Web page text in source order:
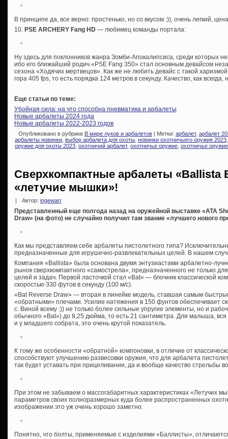
В принципе да, все верно: простенько, но со вкусом :)), очень легкий,
10. PSE ARCHERY Fang HD — любимец команды портала:
Ну здесь для поклонников жанра Зомби-Апокалипсиса, среди которых
ибо его ближайший родич «PSE Fang 350» стал основным девайсом
сезона «Ходячих мертвецов». Как же не любить девайс с такой
гора 405 fps, то есть порядка 124 метров в секунду. Качество, как всегда,
Еще статьи по теме:
Убойная сила: на что способна пневматика и арбалеты
Новые арбалеты 2024 года
Новые арбалеты 2022-2023 годов
Опубликовано в рубрике В мире луков и арбалетов | Метки: арбалет, арбалет
арбалеты новинки выбор арбалета для охоты новинки охотничьего оружия 2023
оружие для охоты 2023 охотничий арбалет, охотничье оружие охотничье
Сверхкомпактные арбалеты «Ballista
«летучие мышки»!
| Автор: ingewarr
Представленный еще полгода назад на оружейной выставке «ATA
Draw» (на фото) не случайно получил там звание «лучшего нового
Как мы представляем себе арбалеты пистолетного типа?
предназначенные для игрушечно-развлекательных целей. В нашем
Компания «Ballista» была основана двумя энтузиастами арбалетно-
рынок сверхкомпактного «самострела», предназначенного не только
целей и задач. Первой ласточкой стал «Bat» — блочник классической
скоростью 330 футов в секунду (100 м/с).
«Bat Reverse Draw» — вторая в линейке модель, ставшая самым
«обратными» плечами. Усилие натяжения в 150 фунтов обеспечивает
с. Виной всему :)) не только более сильные упругие элементы, но и
обычного «Bat») до 8,25 дюйма, то есть 21 сантиметра. Для малыша, вся
и у младшего собрата, это очень крутой показатель.
К тому же особенности «обратной» компоновки, в отличие от
способствуют улучшению развесовки оружия, что для арбалета
так будет уставать при прицеливании, да и вообще качество стрельбы
При этом не забываем о массогабаритных характеристиках «Летучих
параметров своих полноразмерных куда более распространенных
изображении это уж очень хорошо заметно.
Понятно, что болты, применяемые с изделиями «Баллисты»,